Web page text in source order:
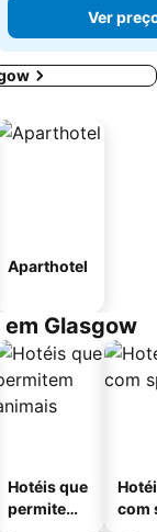
Ver
Aparthotel
Glasgow
Hotéis que
permitem
com